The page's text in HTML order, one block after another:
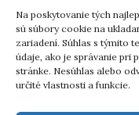
Na poskytovanie tých
sú súbory cookie na
zariadení. Súhlas s týmito
údaje, ako je správanie pri
stránke. Nesúhlas alebo
určité vlastnosti a funkcie.